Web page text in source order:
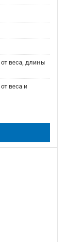
веса, длины
веса и